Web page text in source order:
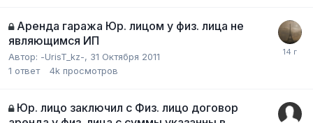
Аренда гаража Юр. лицом у физ. лица не
являющимся ИП
Автор: -UrisT_kz-, 31 Октября 2011
1 ответ 4k просмотров
Юр. лицо заключил с Физ. лицо договор